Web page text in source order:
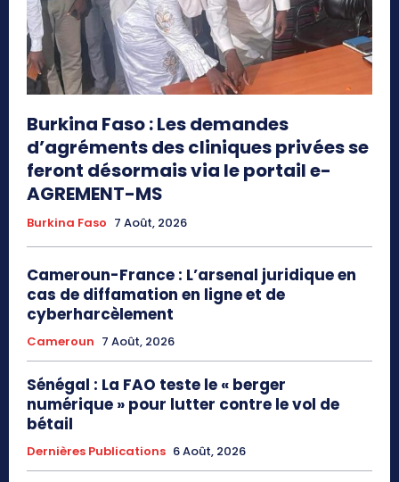
Burkina Faso : Les demandes
d’agréments des cliniques privées se
feront désormais via le portail e-
AGREMENT-MS
Burkina Faso 7 Août, 2026
Cameroun-France : L’arsenal juridique en
cas de diffamation en ligne et de
cyberharcèlement
Cameroun 7 Août, 2026
Sénégal : La FAO teste le « berger
numérique » pour lutter contre le vol de
bétail
Dernières Publications 6 Août, 2026